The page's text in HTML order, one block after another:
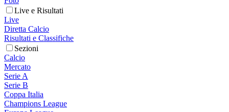
Live e Risultati
Live
Diretta Calcio
Risultati e Classifiche
Sezioni
Calcio
Mercato
Serie A
Serie B
Coppa Italia
Champions League